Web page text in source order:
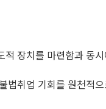
적 장치를 마련함과 동
법취업 기회를 원천적